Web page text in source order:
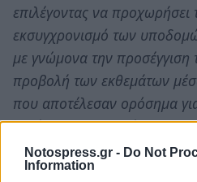
Notospress.gr - Do Not
Information
επιλέγοντας να προχωρήσει
εκσυγχρονισμό των
με γνώμονα την προσέγγιση
προβολή των εκθεμάτων
που αποτέλεσαν ορόσημα
κυρίως, αρχαιολογία.
Η έκθεση “Ο Μυκηναϊκός